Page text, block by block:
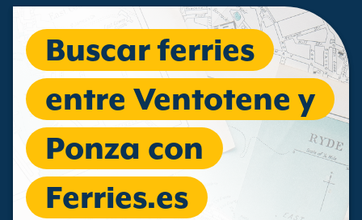
Buscar ferries
entre Ventotene y
Ponza con
Ferries.es